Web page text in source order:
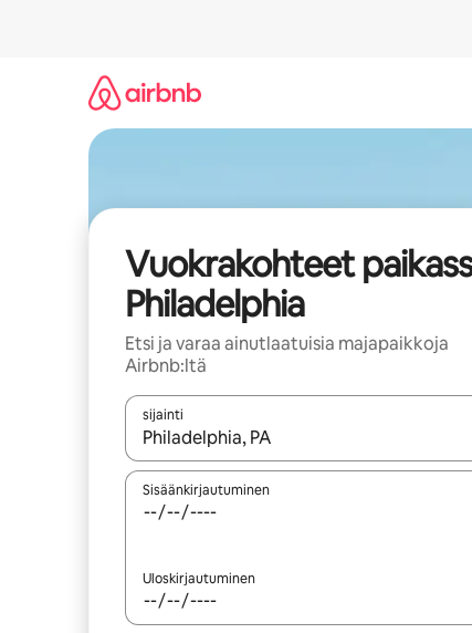
Vuokrakohteet
Philadelphia
Etsi ja varaa ainutlaatuisia majapaikkoja
Airbnb:ltä
sijainti
Kun tulokset ovat saatavilla, navigoi ylös- ja
Sisäänkirjautuminen
Uloskirjautuminen